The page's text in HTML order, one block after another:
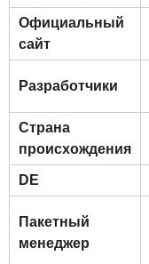
Официальный
сайт
Разработчики
Страна
происхождения
DE
Пакетный
менеджер